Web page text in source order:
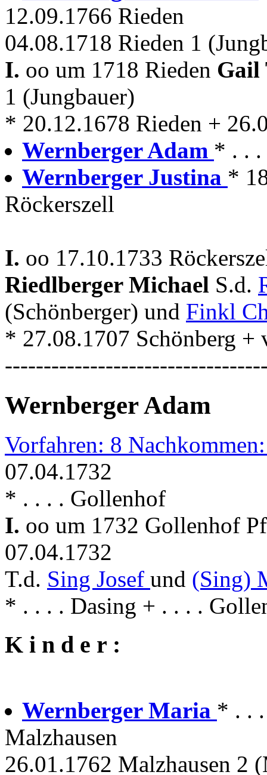
12.09.1766 Rieden
04.08.1718 Rieden 1
I. oo um 1718 Rieden Gail
1 (Jungbauer)
* 20.12.1678 Rieden +
Wernberger Adam * . . .
Wernberger Justina *
Röckerszell
I. oo 17.10.1733
Riedlberger Michael S.d.
(Schönberger) und Finkl
* 27.08.1707 Schönberg +
Wernberger Adam
Vorfahren: 8
07.04.1732
* . . . . Gollenhof
I. oo um 1732 Gollenhof
07.04.1732
T.d. Sing Josef und (Sing)
* . . . . Dasing + . . . .
K i n d e r :
Wernberger Maria * . .
Malzhausen
26.01.1762 Malzhausen 2